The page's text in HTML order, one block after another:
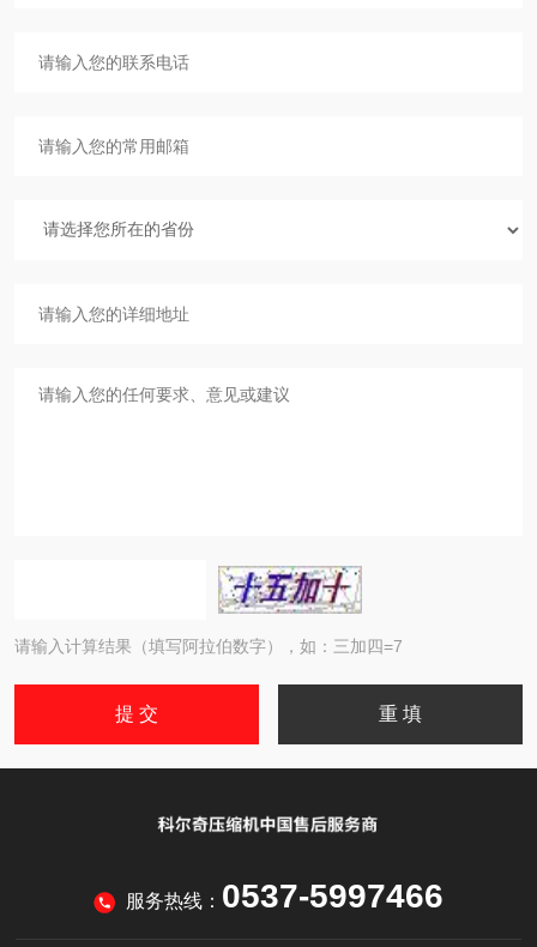
请输入计算结果（填写阿拉伯数字），如：三加四=7
服务热线： 0537-5997466